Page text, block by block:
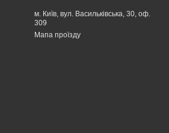
м. Київ, вул. Васильківська, 30, оф.
309
Мапа проїзду